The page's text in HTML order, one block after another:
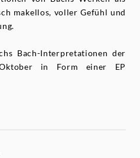
makellos, voller Gefühl und
Bach-Interpretationen der
in Form einer EP